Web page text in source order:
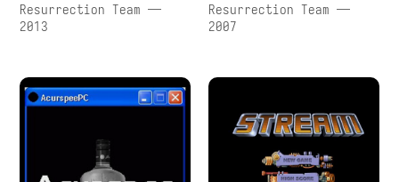
Resurrection Team —
2013
Resurrection Team —
2007